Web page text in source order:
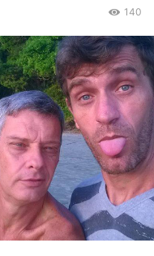
140